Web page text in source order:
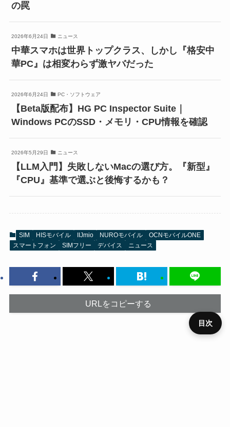
の罠
2026年6月24日 ニュース
中華スマホは世界トップクラス、しかし『格安中
華PC』は相変わらず激ヤバだった
2026年6月24日 PC・ソフトウェア
【Beta版配布】HG PC Inspector Suite｜
Windows PCのSSD・メモリ・CPU情報を確認
2026年5月29日 ニュース
【LLM入門】失敗しないMacの選び方。『新型』
『CPU』基準で選ぶと後悔するかも？
SIM HISモバイル IIJmio NUROモバイル
OCNモバイルONE
スマートフォン
SIMフリー デバイス ニュース
URLをコピーする
目次